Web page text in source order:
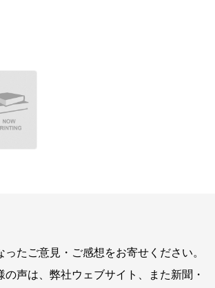
ったご意見・ご感想をお寄せください。
の声は、弊社ウェブサイト、また新聞・